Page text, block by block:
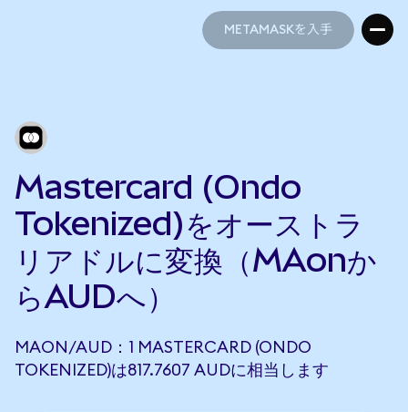
METAMASKを入手
Mastercard (Ondo
Tokenized)をオーストラ
リアドルに変換（MAonか
らAUDへ）
MAON/AUD：1 MASTERCARD (ONDO
TOKENIZED)は817.7607 AUDに相当します